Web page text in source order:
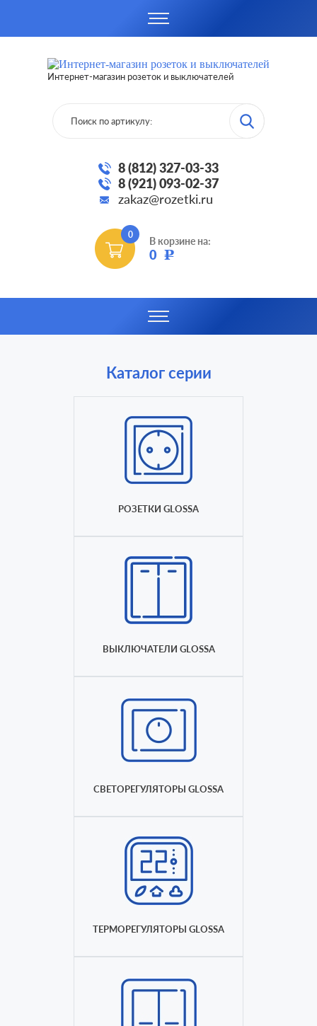
Интернет-магазин розеток и выключателей
8 (812) 327-03-33
8 (921) 093-02-37
zakaz@rozetki.ru
0
В корзине на:
0 Р
Каталог серии
РОЗЕТКИ GLOSSA
ВЫКЛЮЧАТЕЛИ GLOSSA
СВЕТОРЕГУЛЯТОРЫ GLOSSA
ТЕРМОРЕГУЛЯТОРЫ GLOSSA